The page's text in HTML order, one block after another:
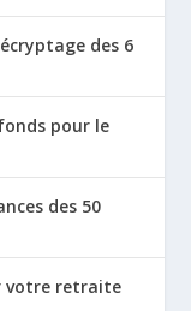
des 6
pour le
des 50
votre retraite